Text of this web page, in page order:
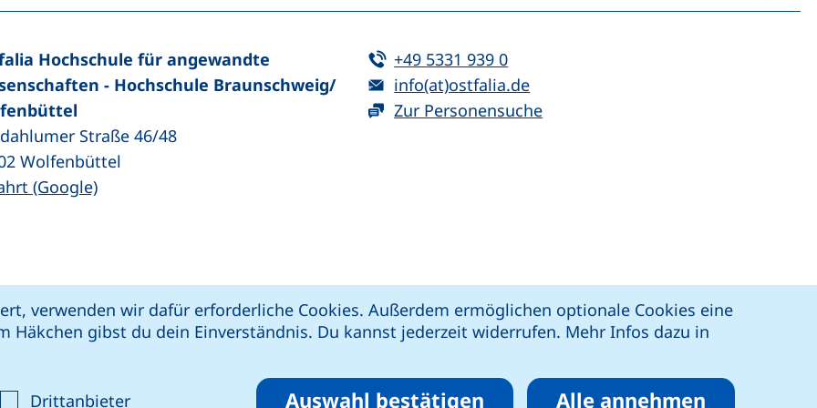
verwenden wir dafür erforderliche Cookies. Außerdem ermöglichen optionale Cookies eine
Häkchen gibst du dein Einverständnis. Du kannst jederzeit widerrufen. Mehr Infos dazu in
Cookies akzeptieren
Drittanbieter: Cookies von Drittanbieter akzeptieren
Auswahl bestätigen Alle annehmen
neues Fenster)
öffnet neues Fenster)
Link, öffnet neues Fenster)
(externer Link, öffnet neues Fenster)
Hochschule für angewandte
- Hochschule Braunschweig/​
Straße 46/48
Wolfenbüttel
(Google)(externer Link, öffnet neues Fenster)
Tel:
+49 5331 939 0(startet einen Telefonanruf, wenn Ihr
E-Mail:
info(at)ostfalia.de(öffnet Ihr E-Mail-Programm)
Zur Personensuche
melden